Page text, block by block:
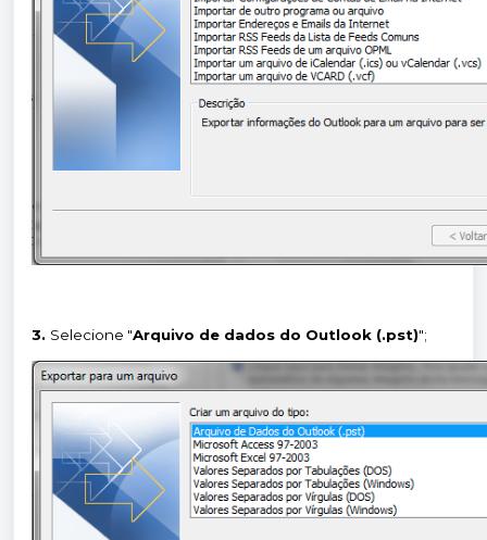
3. Selecione "Arquivo de dados do Outlook (.pst)";